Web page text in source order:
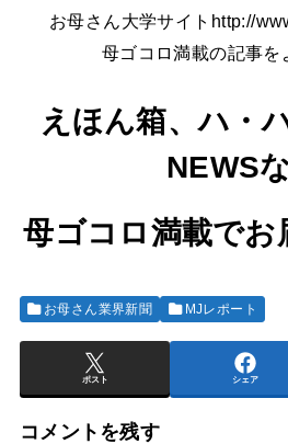
お母さん大学サイトhttp://
母ゴコロ満載の記事を
えほん箱、ハ・
NEWS
母ゴコロ満載でお
お母さん業界新聞 MJレポート
ポスト シェア
コメントを残す